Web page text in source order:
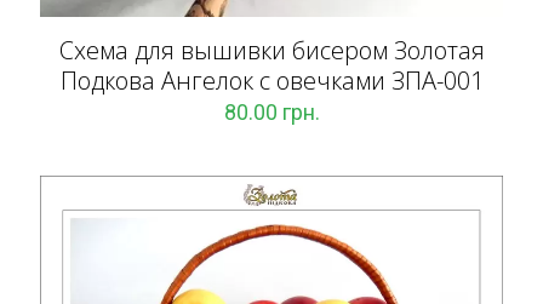
Схема для вышивки бисером Золотая
Подкова Ангелок с овечками ЗПА-001
80.00 грн.